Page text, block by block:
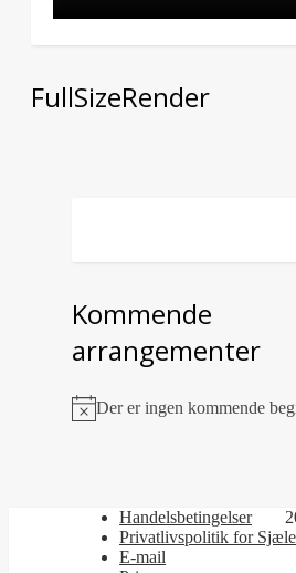
FullSizeRender
Kommende
arrangementer
NoticeDer er ingen kommende
Handelsbetingelser
Privatlivspolitik for
E-mail